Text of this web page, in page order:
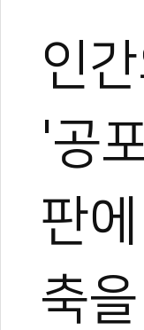
인
'공
판
축